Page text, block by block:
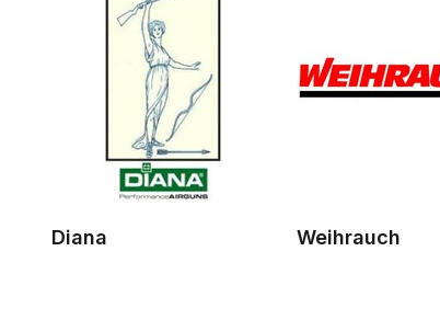
Diana Weihrauch